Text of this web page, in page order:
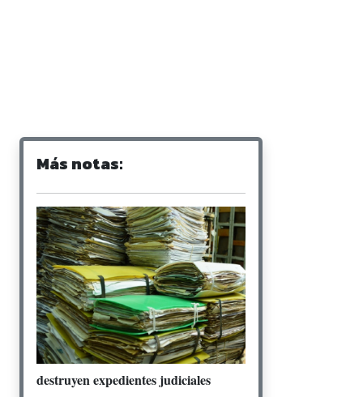
Más notas:
destruyen expedientes judiciales